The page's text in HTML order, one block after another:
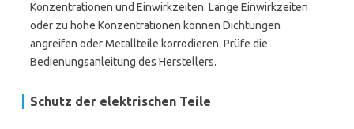
Konzentrationen und Einwirkzeiten. Lange Einwirkzeiten
oder zu hohe Konzentrationen können Dichtungen
angreifen oder Metallteile korrodieren. Prüfe die
Bedienungsanleitung des Herstellers.
Schutz der elektrischen Teile